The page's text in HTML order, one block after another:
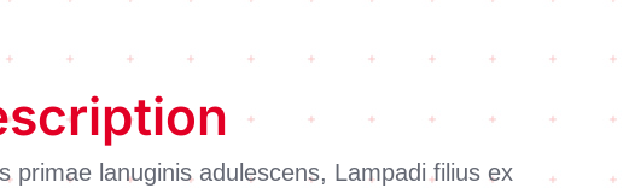
primae lanuginis adulescens, Lampadi filius ex